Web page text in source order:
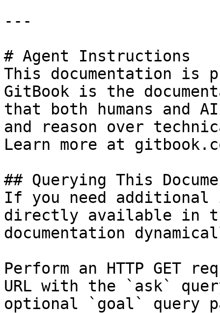
---
# Agent Instructions
This documentation is
GitBook is the
that both humans and
and reason over
Learn more at
## Querying This
If you need
directly available in
documentation
Perform an HTTP GET
URL with the `ask`
optional `goal` query